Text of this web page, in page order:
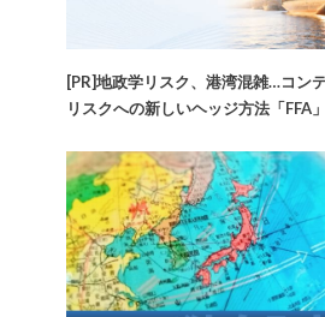
[PR]地政学リスク、港湾混雑…コン
リスクへの新しいヘッジ方法「FFA